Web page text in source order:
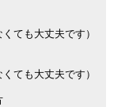
ても大丈夫です）
ても大丈夫です）